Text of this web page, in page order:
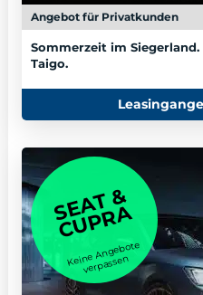
Angebot für Privatkunden
Sommerzeit im
Taigo.
SEAT &
CUPRA
Keine Angebote
verpassen